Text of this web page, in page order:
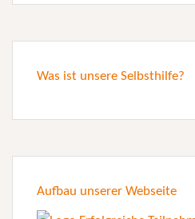
Was ist unsere Selbsthilfe?
Aufbau unserer Webseite